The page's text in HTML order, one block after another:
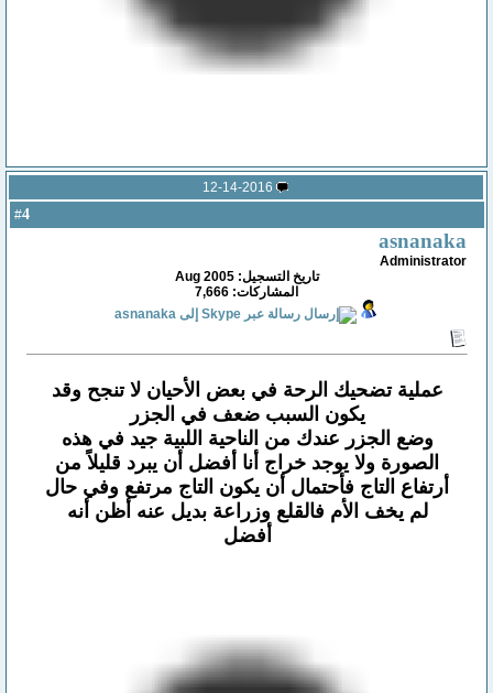
12-14-2016
4
asnanaka
Administrator
تاريخ التسجيل: Aug 2005
المشاركات: 7,666
عملية تضحيك الرحة في بعض الأحيان لا تنجح وقد
يكون السبب ضعف في الجزر
وضع الجزر عندك من الناحية اللبية جيد في هذه
الصورة ولا يوجد خراج أنا أفضل أن يبرد قليلاً من
أرتفاع التاج فأحتمال أن يكون التاج مرتفع وفي حال
لم يخف الأم فالقلع وزراعة بديل عنه أظن أنه
أفضل